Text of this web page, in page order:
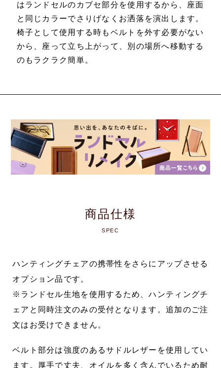
はランドセルのカブセ部分を使用するから、座面
と同じカラーでさりげなくお洒落を演出します。
椅子として使用する時もベルトを外す必要がない
から、座って立ち上がって、別の場所へ移動する
のもラクラク簡単。
商品仕様
SPEC
ハンティングチェアの携帯性をさらにアップさせる
オプション品です。
※ランドセル生地を使用するため、ハンティングチ
ェアと同時注文のみの受付となります。追加のご注
文はお受けできません。
ベルト部分は強度のあるサドルレザーを使用してい
ます。厚手で丈夫、オイルを多く含んでいるため耐